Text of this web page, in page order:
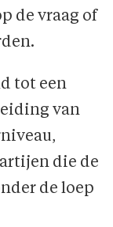
de vraag of
tot een
van
die de
de loep